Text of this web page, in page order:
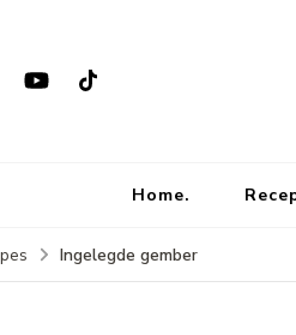
Home.
Ingelegde gember